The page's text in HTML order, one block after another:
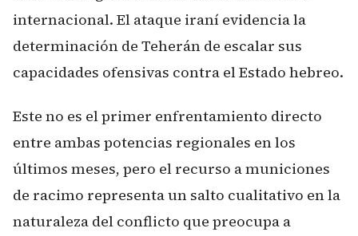
internacional. El ataque iraní evidencia la
determinación de Teherán de escalar sus
capacidades ofensivas contra el Estado hebreo.
Este no es el primer enfrentamiento directo
entre ambas potencias regionales en los
últimos meses, pero el recurso a municiones
de racimo representa un salto cualitativo en la
naturaleza del conflicto que preocupa a